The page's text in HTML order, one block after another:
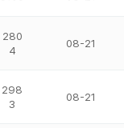
280
4
08-21
298
3
08-21